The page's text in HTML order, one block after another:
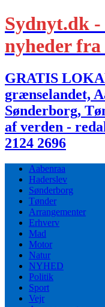
Sydnyt.dk
nyheder
GRATIS
grænselandet,
Sønderborg,
af verden -
2124 2696
Aabenraa
Haderslev
Sønderborg
Tønder
Arrangementer
Erhverv
Mad
Motor
Natur
NYHED
Politik
Sport
Vejr